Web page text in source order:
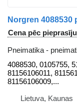
Cena pēc
Pneimatika -
4088530, 0105755,
81156106011,
81156106009,...
Lietuva, Kaunas